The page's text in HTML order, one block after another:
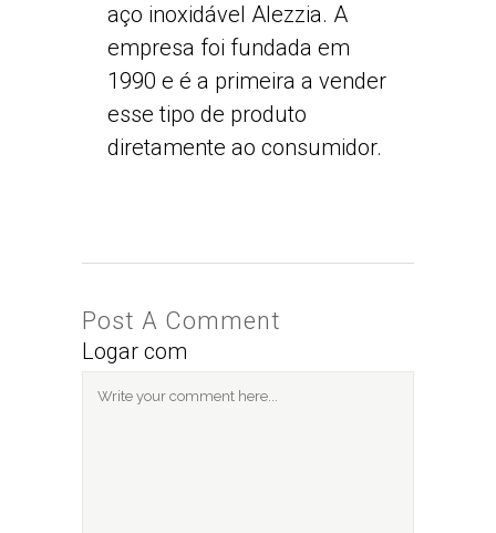
aço inoxidável Alezzia. A
empresa foi fundada em
1990 e é a primeira a vender
esse tipo de produto
diretamente ao consumidor.
Post A Comment
Logar com